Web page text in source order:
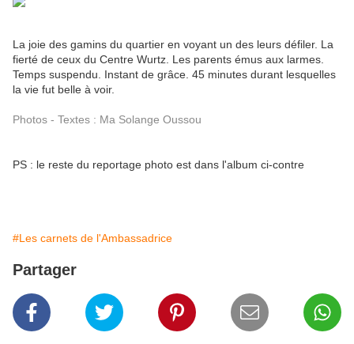
La joie des gamins du quartier en voyant un des leurs défiler. La
fierté de ceux du Centre Wurtz. Les parents émus aux larmes.
Temps suspendu. Instant de grâce. 45 minutes durant lesquelles
la vie fut belle à voir.
Photos - Textes : Ma Solange Oussou
PS : le reste du reportage photo est dans l'album ci-contre
#Les carnets de l'Ambassadrice
Partager